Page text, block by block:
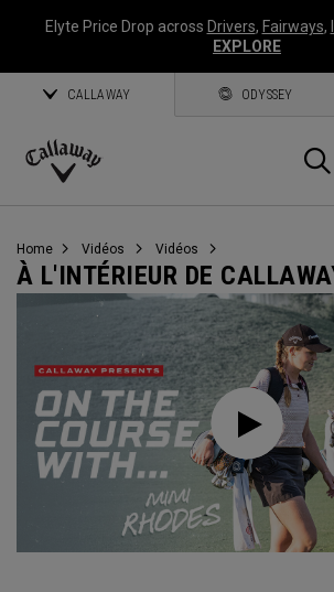
Elyte Price Drop across Drivers, Fairways,
EXPLORE
CALLAWAY ODYSSEY
Callaway
Home Vidéos Vidéos
À L'INTÉRIEUR DE